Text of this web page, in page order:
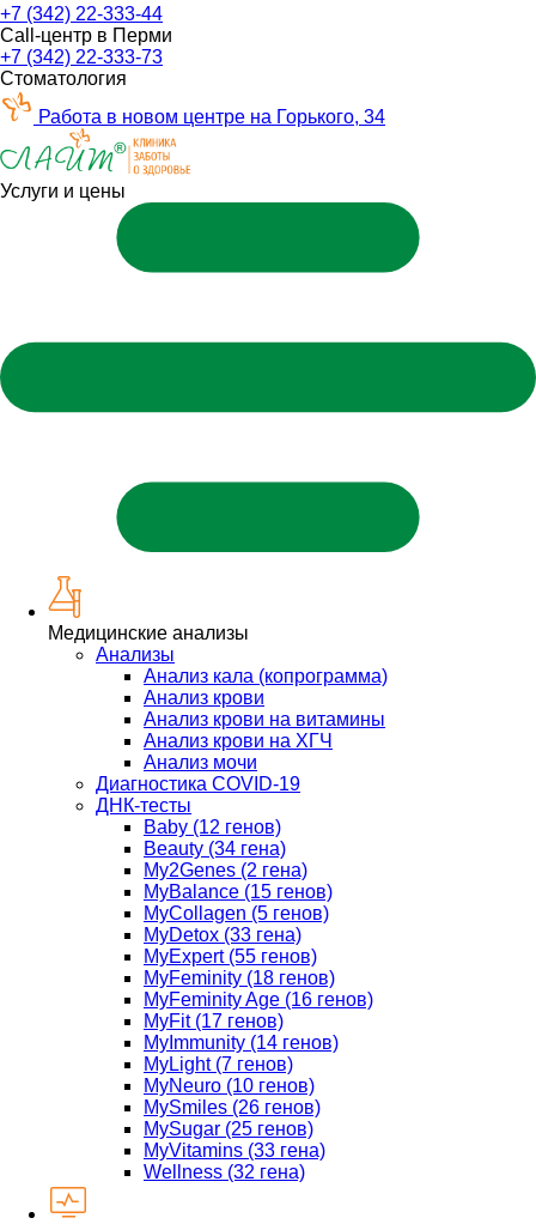
+7 (342) 22-333-44
Call-центр в Перми
+7 (342) 22-333-73
Стоматология
Работа в новом центре на Горького, 34
Услуги и цены
Медицинские анализы
Анализы
Анализ кала (копрограмма)
Анализ крови
Анализ крови на витамины
Анализ крови на ХГЧ
Анализ мочи
Диагностика COVID-19
ДНК-тесты
Baby (12 генов)
Beauty (34 гена)
My2Genes (2 гена)
MyBalance (15 генов)
MyCollagen (5 генов)
MyDetox (33 гена)
MyExpert (55 генов)
MyFeminity (18 генов)
MyFeminity Age (16 генов)
MyFit (17 генов)
MyImmunity (14 генов)
MyLight (7 генов)
MyNeuro (10 генов)
MySmiles (26 генов)
MySugar (25 генов)
MyVitamins (33 гена)
Wellness (32 гена)